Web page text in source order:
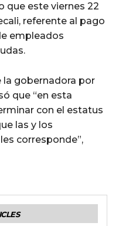
que este viernes 22
referente al pago
empleados
la gobernadora por
que “en esta
con el estatus
las y los
corresponde”,